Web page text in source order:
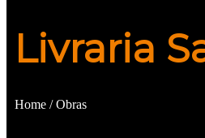
Livraria
Home / Obras